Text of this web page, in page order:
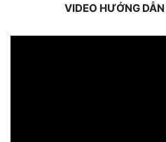
VIDEO HƯỚNG